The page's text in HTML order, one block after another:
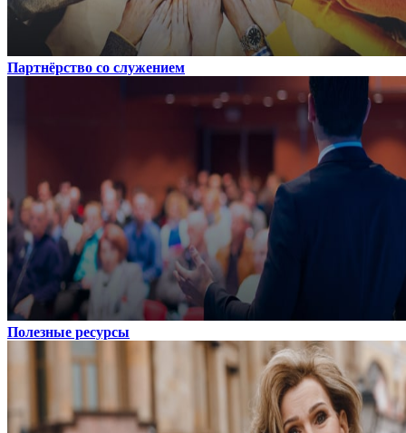
Партнёрство со служением
Полезные ресурсы